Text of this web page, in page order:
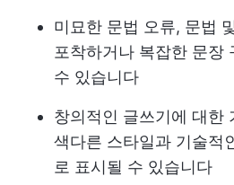
미묘한 문법 오류, 문법
포착하거나 복잡한 문장
수 있습니다
창의적인 글쓰기에 대한
색다른 스타일과 기술적
로 표시될 수 있습니다